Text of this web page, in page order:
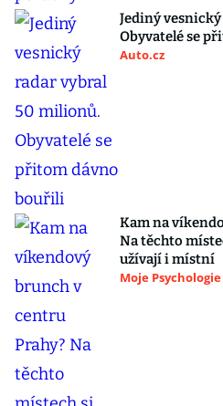
Jediný
Obyvatelé se
Auto.cz
Kam na
Na těchto
užívají i místní
Moje Psychologie